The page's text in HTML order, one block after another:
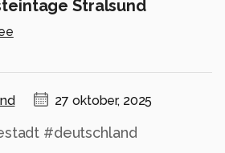
Stralsund
27 oktober, 2025
#deutschland